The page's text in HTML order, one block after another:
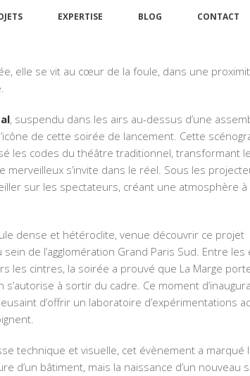
EXPERTISE BLOG CONTACT
elle se vit au cœur de la foule, dans une
, suspendu dans les airs au-dessus d’une
de cette soirée de lancement. Cette
les codes du théâtre traditionnel, transformant
merveilleux s’invite dans le réel. Sous les
sur les spectateurs, créant une atmosphère à
dense et hétéroclite, venue découvrir ce projet
de l’agglomération Grand Paris Sud. Entre les
les cintres, la soirée a prouvé que La Marge
à sortir du cadre. Ce moment
d’offrir un laboratoire d’expérimentations
technique et visuelle, cet évènement a marqué
d’un bâtiment, mais la naissance d’un nouveau